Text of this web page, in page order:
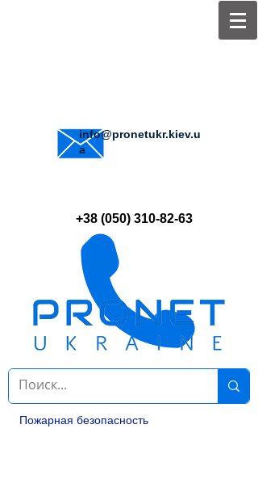
info@pronetukr.kiev.u
a
+38 (050) 310-82-63
Пожарная безопасность